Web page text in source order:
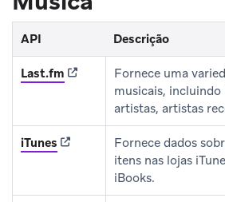
API Descrição
Last.fm (opens in new tab)
Fornece uma
musicais,
artistas, artistas
iTunes (opens in new tab)
Fornece dados
itens nas lojas
iBooks.